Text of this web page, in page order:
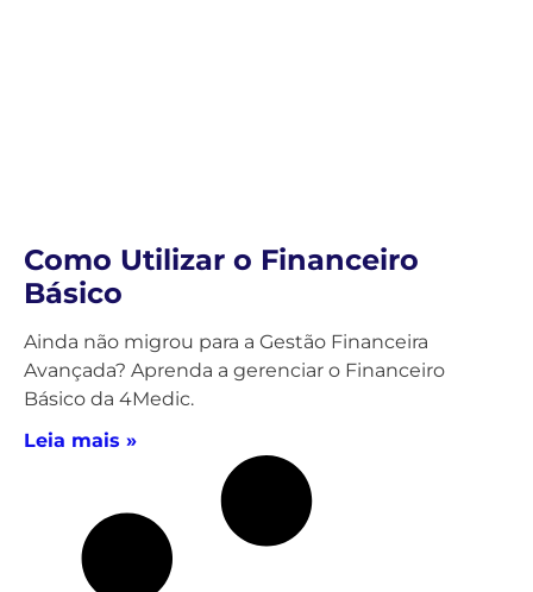
Como Utilizar o Financeiro
Básico
Ainda não migrou para a Gestão Financeira
Avançada? Aprenda a gerenciar o Financeiro
Básico da 4Medic.
Leia mais »